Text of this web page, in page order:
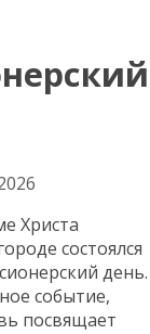
Христа
состоялся
день.
событие,
посвящает